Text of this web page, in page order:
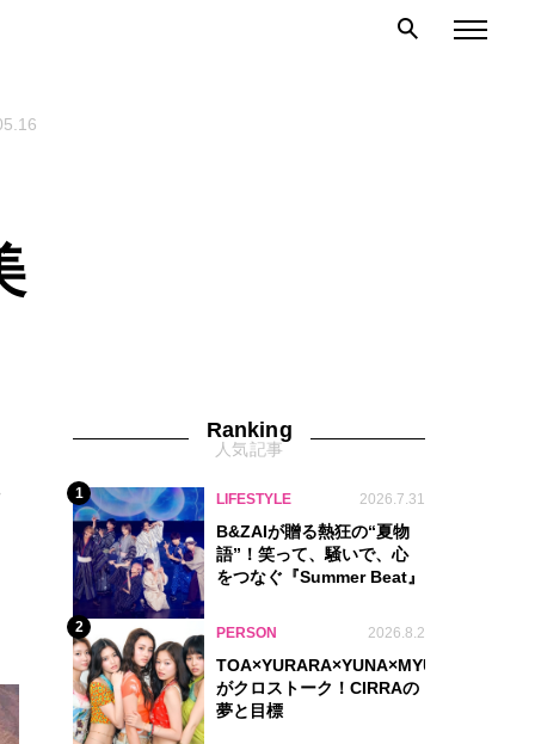
Ranking
人気記事
1 LIFESTYLE 2026.7.31
B&ZAIが贈る熱狂の“夏物
語”！笑って、騒いで、心
をつなぐ『Summer Beat』
2 PERSON 2026.8.2
TOA×YURARA×YUNA×MYU.Y×MANON
がクロストーク！CIRRAの
夢と目標